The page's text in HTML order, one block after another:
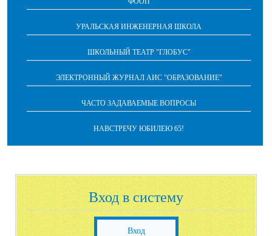
УРАЛЬСКАЯ ИНЖЕНЕРНАЯ ШКОЛА
ШКОЛЬНЫЙ ТЕАТР "ГЛОБУС"
ЭЛЕКТРОННЫЙ ЖУРНАЛ АИС "ОБРАЗОВАНИЕ"
ЧАСТО ЗАДАВАЕМЫЕ ВОПРОСЫ
НАВСТРЕЧУ ЮБИЛЕЮ 65!
Вход в систему
Вход